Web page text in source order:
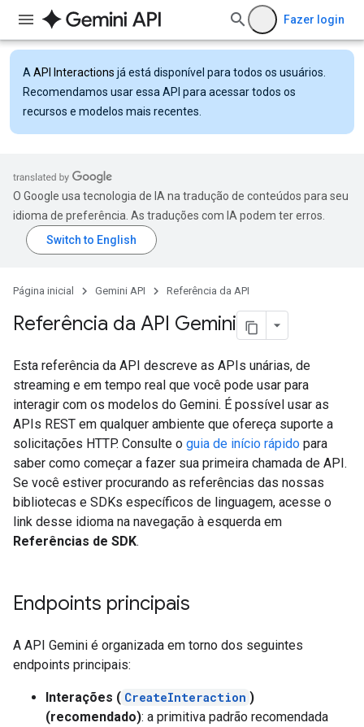
Fazer login
A API Interactions já está disponível para todos os usuários.
Recomendamos usar essa API para acessar todos os
recursos e modelos mais recentes.
O Google usa tecnologia de IA na tradução de conteúdos para seu
idioma de preferência. As traduções com IA podem ter erros.
Página inicial Gemini API Referência da API
Referência da API Gemini
Esta referência da API descreve as APIs unárias, de
streaming e em tempo real que você pode usar para
interagir com os modelos do Gemini. É possível usar as
APIs REST em qualquer ambiente que ofereça suporte a
solicitações HTTP. Consulte o guia de início rápido para
saber como começar a fazer sua primeira chamada de API.
Se você estiver procurando as referências das nossas
bibliotecas e SDKs específicos de linguagem, acesse o
link desse idioma na navegação à esquerda em
Referências de SDK.
Endpoints principais
A API Gemini é organizada em torno dos seguintes
endpoints principais:
Interações ( CreateInteraction )
(recomendado): a primitiva padrão recomendada